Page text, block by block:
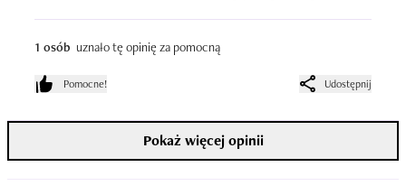
1 osób uznało tę opinię za pomocną
Pomocne! Udostępnij
Pokaż więcej opinii